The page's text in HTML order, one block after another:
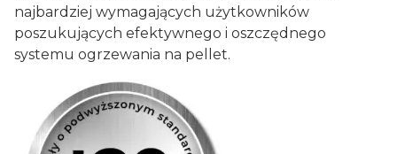
najbardziej wymagających użytkowników
poszukujących efektywnego i oszczędnego
systemu ogrzewania na pellet.